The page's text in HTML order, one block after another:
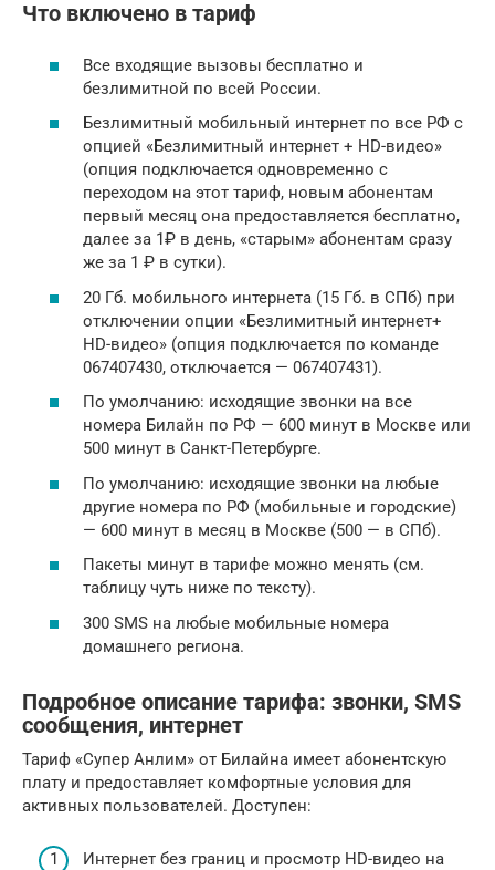
Что включено в тариф
Все входящие вызовы бесплатно и
безлимитной по всей России.
Безлимитный мобильный интернет по все РФ с
опцией «Безлимитный интернет + HD-видео»
(опция подключается одновременно с
переходом на этот тариф, новым абонентам
первый месяц она предоставляется бесплатно,
далее за 1₽ в день, «старым» абонентам сразу
же за 1 ₽ в сутки).
20 Гб. мобильного интернета (15 Гб. в СПб) при
отключении опции «Безлимитный интернет+
HD-видео» (опция подключается по команде
067407430, отключается — 067407431).
По умолчанию: исходящие звонки на все
номера Билайн по РФ — 600 минут в Москве или
500 минут в Санкт-Петербурге.
По умолчанию: исходящие звонки на любые
другие номера по РФ (мобильные и городские)
— 600 минут в месяц в Москве (500 — в СПб).
Пакеты минут в тарифе можно менять (см.
таблицу чуть ниже по тексту).
300 SMS на любые мобильные номера
домашнего региона.
Подробное описание тарифа: звонки, SMS
сообщения, интернет
Тариф «Супер Анлим» от Билайна имеет абонентскую
плату и предоставляет комфортные условия для
активных пользователей. Доступен:
Интернет без границ и просмотр HD-видео на